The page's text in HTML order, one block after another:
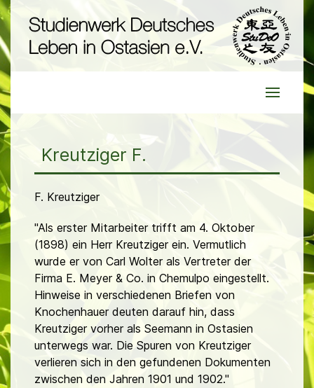
Kreutziger F.
F. Kreutziger
"Als erster Mitarbeiter trifft am 4. Oktober
(1898) ein Herr Kreutziger ein. Vermutlich
wurde er von Carl Wolter als Vertreter der
Firma E. Meyer & Co. in Chemulpo eingestellt.
Hinweise in verschiedenen Briefen von
Knochenhauer deuten darauf hin, dass
Kreutziger vorher als Seemann in Ostasien
unterwegs war. Die Spuren von Kreutziger
verlieren sich in den gefundenen Dokumenten
zwischen den Jahren 1901 und 1902."